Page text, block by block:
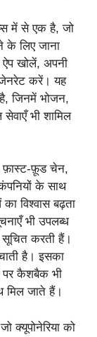
में से एक है, जो
के लिए जाना
खोलें, अपनी
करें। यह
जिनमें भोजन,
भी शामिल
फ़ास्ट-फ़ूड चेन,
कंपनियों के साथ
विश्वास बढ़ता
भी उपलब्ध
करती हैं।
है। इसका
पर कैशबैक भी
मिल जाते हैं।
क्यूपोनेरिया को